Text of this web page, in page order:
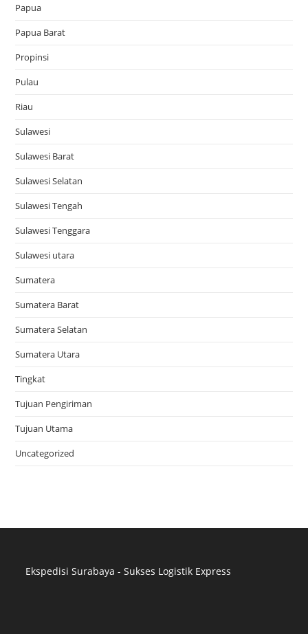
Papua
Papua Barat
Propinsi
Pulau
Riau
Sulawesi
Sulawesi Barat
Sulawesi Selatan
Sulawesi Tengah
Sulawesi Tenggara
Sulawesi utara
Sumatera
Sumatera Barat
Sumatera Selatan
Sumatera Utara
Tingkat
Tujuan Pengiriman
Tujuan Utama
Uncategorized
Ekspedisi Surabaya - Sukses Logistik Express